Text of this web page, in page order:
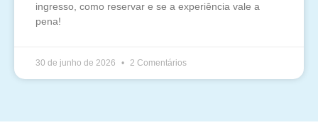
ingresso, como reservar e se a experiência vale a
pena!
30 de junho de 2026 2 Comentários